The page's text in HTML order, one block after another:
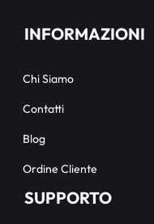
INFORMAZIONI
Chi Siamo
Contatti
Blog
Ordine Cliente
SUPPORTO